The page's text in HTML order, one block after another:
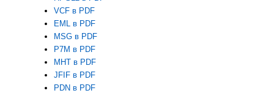
VCF в PDF
EML в PDF
MSG в PDF
P7M в PDF
MHT в PDF
JFIF в PDF
PDN в PDF